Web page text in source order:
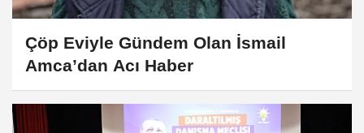
Çöp Eviyle Gündem Olan İsmail
Amca’dan Acı Haber